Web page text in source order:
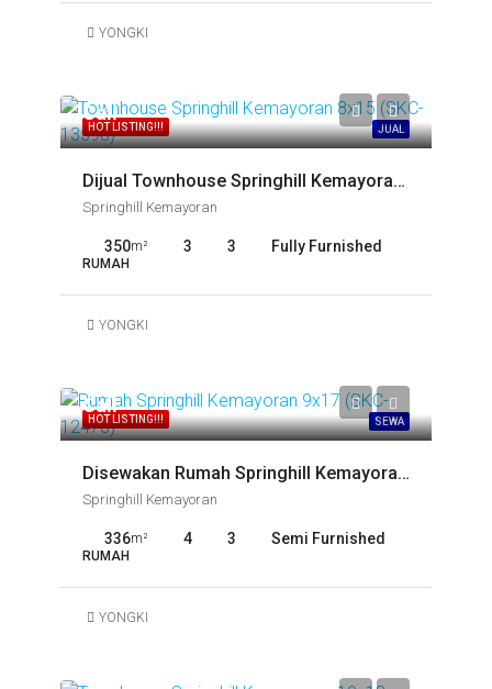
YONGKI
HOT LISTING!!! JUAL
Call
Dijual Townhouse Springhill Kemayoran 8×15 (SKC-13598)
Springhill Kemayoran
350m² 3 3 Fully Furnished
RUMAH
YONGKI
HOT LISTING!!! SEWA
Call
Disewakan Rumah Springhill Kemayoran 9×17 (SKC-12478)
Springhill Kemayoran
336m² 4 3 Semi Furnished
RUMAH
YONGKI